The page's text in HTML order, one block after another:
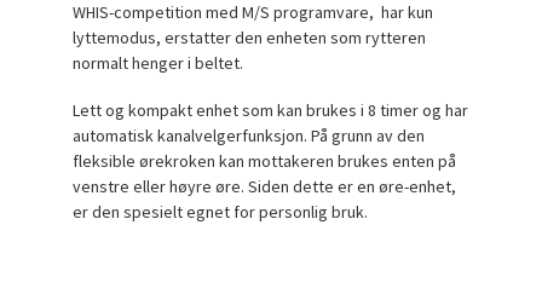
WHIS-competition med M/S programvare, har kun
lyttemodus, erstatter den enheten som rytteren
normalt henger i beltet.
Lett og kompakt enhet som kan brukes i 8 timer og har
automatisk kanalvelgerfunksjon. På grunn av den
fleksible ørekroken kan mottakeren brukes enten på
venstre eller høyre øre. Siden dette er en øre-enhet,
er den spesielt egnet for personlig bruk.